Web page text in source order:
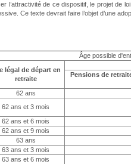
l’attractivité de ce dispositif, le projet de
Ce texte devrait faire l’objet d’une
Âge possible
légal de départ en
retraite
Pensions de
62 ans
62 ans et 3 mois
62 ans et 6 mois
62 ans et 9 mois
63 ans
63 ans et 3 mois
63 ans et 6 mois